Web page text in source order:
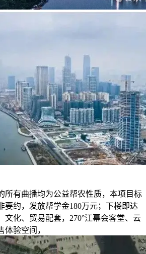
有曲播均为公益帮农性质，本项目标
要约，发放帮学金180万元；下楼即达
文化、贸易配套，270°江幕会客堂、云
体验空间，